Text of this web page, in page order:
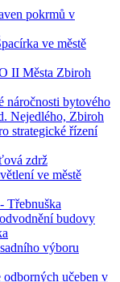
pokrmů v
ve městě
II Města Zbiroh
náročnosti bytového
Nejedlého, Zbiroh
strategické řízení
zdrž
ve městě
Třebnuška
budovy
výboru
učeben v